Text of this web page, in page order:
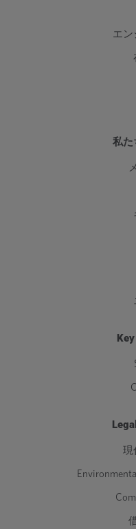
エン
私た
現